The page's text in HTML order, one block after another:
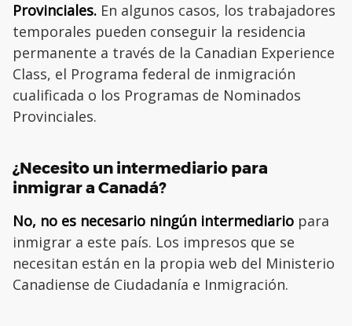
Provinciales. En algunos casos, los trabajadores
temporales pueden conseguir la residencia
permanente a través de la Canadian Experience
Class, el Programa federal de inmigración
cualificada o los Programas de Nominados
Provinciales.
¿Necesito un intermediario para
inmigrar a Canadá?
No, no es necesario ningún intermediario para
inmigrar a este país. Los impresos que se
necesitan están en la propia web del Ministerio
Canadiense de Ciudadanía e Inmigración.